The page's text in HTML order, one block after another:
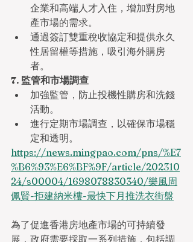
企業和高端人才入住，增加對房地
產市場的需求。
通過簽訂雙重稅收協定和提供永久
性居留權等措施，吸引海外購房
者。
7. 監管和市場調查
加強監管，防止投機性購房和洗錢
活動。
進行定期市場調查，以確保市場穩
定和透明。
https://news.mingpao.com/pns/%E7
%B6%93%E6%BF%9F/article/202310
24/s00004/1698078830340/樂風周
佩賢-拒建納米樓-最快下月推洗衣街盤
為了促進香港房地產市場的可持續發
展，政府需要採取一系列措施，包括調